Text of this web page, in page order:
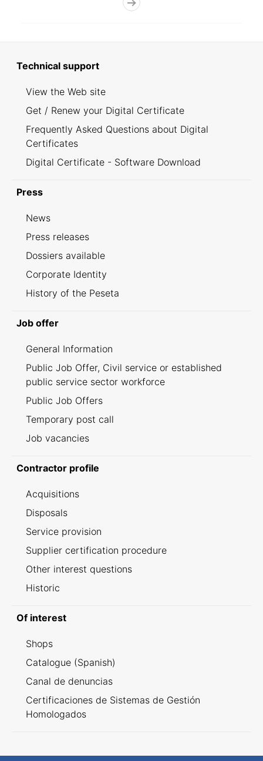
Technical support
View the Web site
Get / Renew your Digital Certificate
Frequently Asked Questions about Digital
Certificates
Digital Certificate - Software Download
Press
News
Press releases
Dossiers available
Corporate Identity
History of the Peseta
Job offer
General Information
Public Job Offer, Civil service or established
public service sector workforce
Public Job Offers
Temporary post call
Job vacancies
Contractor profile
Acquisitions
Disposals
Service provision
Supplier certification procedure
Other interest questions
Historic
Of interest
Shops
Catalogue (Spanish)
Canal de denuncias
Certificaciones de Sistemas de Gestión
Homologados